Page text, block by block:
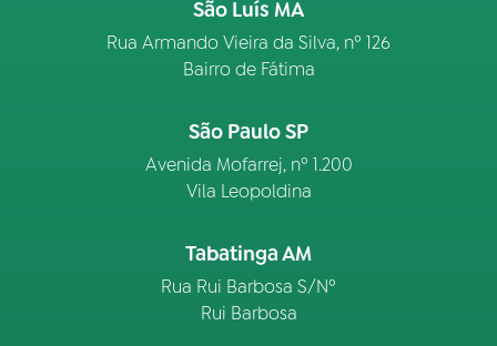
São Luís MA
Rua Armando Vieira da Silva, nº 126
Bairro de Fátima
São Paulo SP
Avenida Mofarrej, nº 1.200
Vila Leopoldina
Tabatinga AM
Rua Rui Barbosa S/Nº
Rui Barbosa